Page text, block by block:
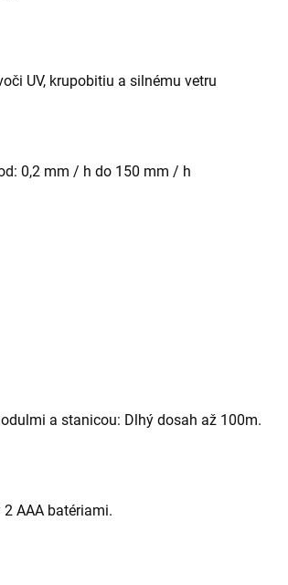
UV, krupobitiu a silnému vetru
0,2 mm / h do 150 mm / h
a stanicou: Dlhý dosah až 100m.
AAA batériami.